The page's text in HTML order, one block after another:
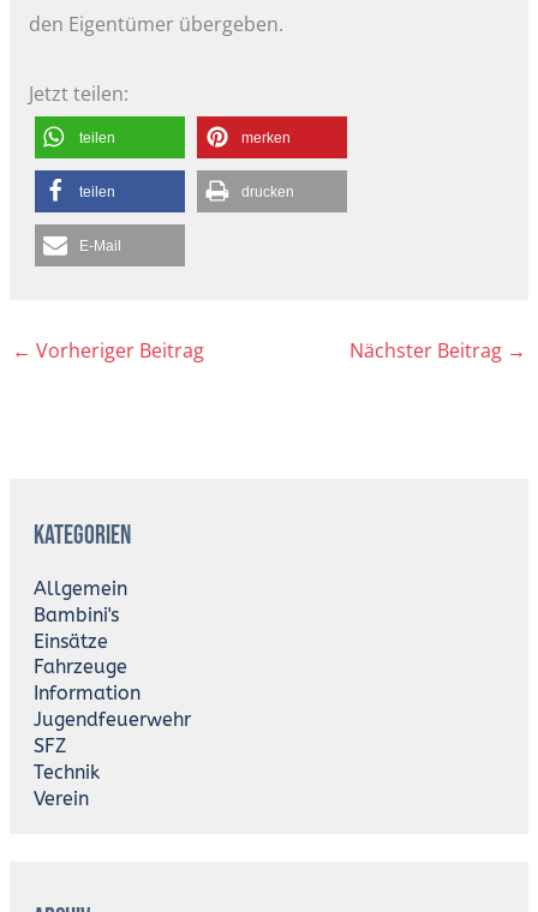
den Eigentümer übergeben.
Jetzt teilen:
teilen merken
teilen drucken
E-Mail
← Vorheriger Beitrag Nächster Beitrag →
Kategorien
Allgemein
Bambini's
Einsätze
Fahrzeuge
Information
Jugendfeuerwehr
SFZ
Technik
Verein
c
v